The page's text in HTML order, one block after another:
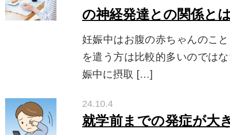
の神経発達との関係と
妊娠中はお腹の赤ちゃんのこ
を遣う方は比較的多いのでは
娠中に摂取 […]
24.10.4
就学前までの発症が大